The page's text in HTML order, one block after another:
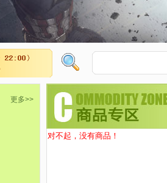
更多>>
对不起，没有商品！